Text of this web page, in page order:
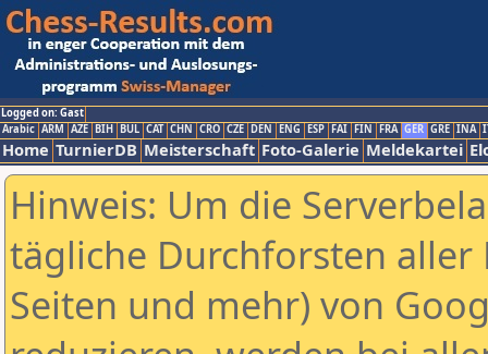
Logged on: Gast
Arabic ARM AZE BIH BUL CAT CHN CRO CZE DEN ENG ESP FAI FIN FRA GER GRE INA
Home TurnierDB Meisterschaft Foto-Galerie Meldekartei
Hinweis: Um die
tägliche Durchforsten aller
Seiten und mehr) von